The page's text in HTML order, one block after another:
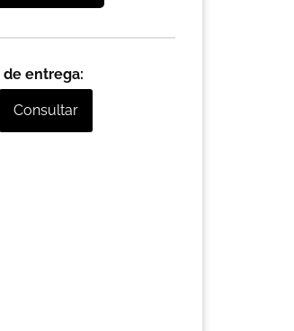
entrega:
Consultar